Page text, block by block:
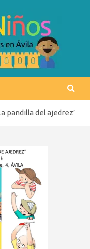
pandilla del ajedrez’